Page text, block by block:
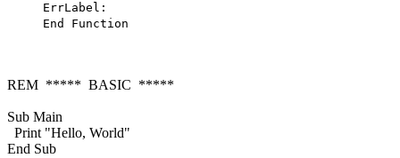
ErrLabel:
End Function
REM ***** BASIC *****
Sub Main
Print "Hello, World"
End Sub